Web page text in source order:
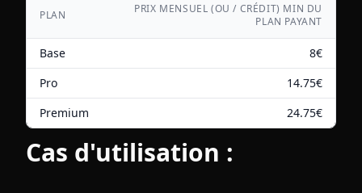
PLAN
PRIX MENSUEL (OU / CRÉDIT) MIN DU
PLAN PAYANT
Base 8€
Pro
14.75€
Premium
24.75€
Cas d'utilisation :